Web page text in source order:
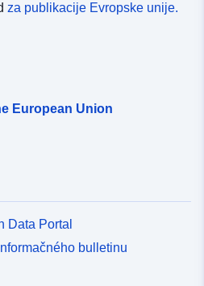
za publikacije Evropske unije.
European Union
Data Portal
bulletinu